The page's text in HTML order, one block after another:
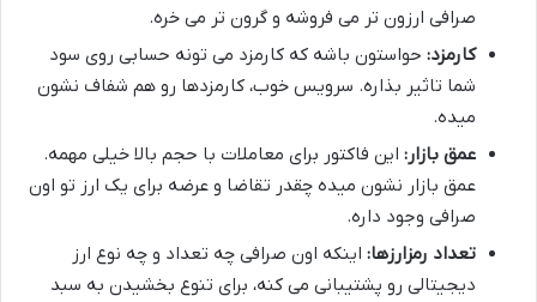
صرافی ارزون تر می فروشه و گرون تر می خره.
کارمزد: حواستون باشه که کارمزد می تونه حسابی روی سود
شما تاثیر بذاره. سرویس خوب، کارمزدها رو هم شفاف نشون
میده.
عمق بازار: این فاکتور برای معاملات با حجم بالا خیلی مهمه.
عمق بازار نشون میده چقدر تقاضا و عرضه برای یک ارز تو اون
صرافی وجود داره.
تعداد رمزارزها: اینکه اون صرافی چه تعداد و چه نوع ارز
دیجیتالی رو پشتیبانی می کنه، برای تنوع بخشیدن به سبد